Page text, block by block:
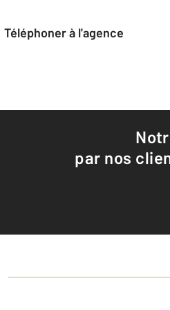
Téléphoner à l'agence
par nos